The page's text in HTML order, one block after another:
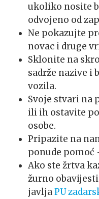
ukoliko nosite
odvojeno od
Ne pokazujte
novac i druge
Sklonite na
sadrže nazive i
vozila.
Svoje stvari na
ili ih ostavite
osobe.
Pripazite na
ponude pomoć
Ako ste žrtva
žurno
javljaPU